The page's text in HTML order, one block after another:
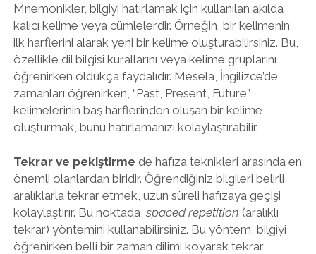
Mnemonikler, bilgiyi hatırlamak için kullanılan akılda
kalıcı kelime veya cümlelerdir. Örneğin, bir kelimenin
ilk harflerini alarak yeni bir kelime oluşturabilirsiniz. Bu,
özellikle dil bilgisi kurallarını veya kelime gruplarını
öğrenirken oldukça faydalıdır. Mesela, İngilizce’de
zamanları öğrenirken, “Past, Present, Future”
kelimelerinin baş harflerinden oluşan bir kelime
oluşturmak, bunu hatırlamanızı kolaylaştırabilir.
Tekrar ve pekiştirme de hafıza teknikleri arasında en
önemli olanlardan biridir. Öğrendiğiniz bilgileri belirli
aralıklarla tekrar etmek, uzun süreli hafızaya geçişi
kolaylaştırır. Bu noktada, spaced repetition (aralıklı
tekrar) yöntemini kullanabilirsiniz. Bu yöntem, bilgiyi
öğrenirken belli bir zaman dilimi koyarak tekrar